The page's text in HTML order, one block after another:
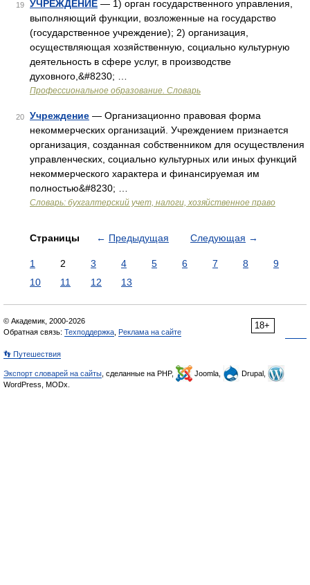
19 УЧРЕЖДЕНИЕ — 1) орган государственного управления,
выполняющий функции, возложенные на государство
(государственное учреждение); 2) организация,
осуществляющая хозяйственную, социально культурную
деятельность в сфере услуг, в производстве
духовного,&#8230; …
Профессиональное образование. Словарь
20 Учреждение — Организационно правовая форма
некоммерческих организаций. Учреждением признается
организация, созданная собственником для осуществления
управленческих, социально культурных или иных функций
некоммерческого характера и финансируемая им
полностью&#8230; …
Словарь: бухгалтерский учет, налоги, хозяйственное право
Страницы ← Предыдущая Следующая →
1 2 3 4 5 6 7 8
9
10
11 12 13
18+
© Академик, 2000-2026
Обратная связь: Техподдержка Реклама на сайте
👣 Путешествия
Экспорт словарей на сайты , сделанные на PHP, Joomla,
Drupal,
WordPress, MODx.